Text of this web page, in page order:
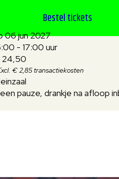
Bestel tickets
06 jun 2027
- 17:00 uur
€ 2,85 transactiekosten
pauze, drankje na afloop